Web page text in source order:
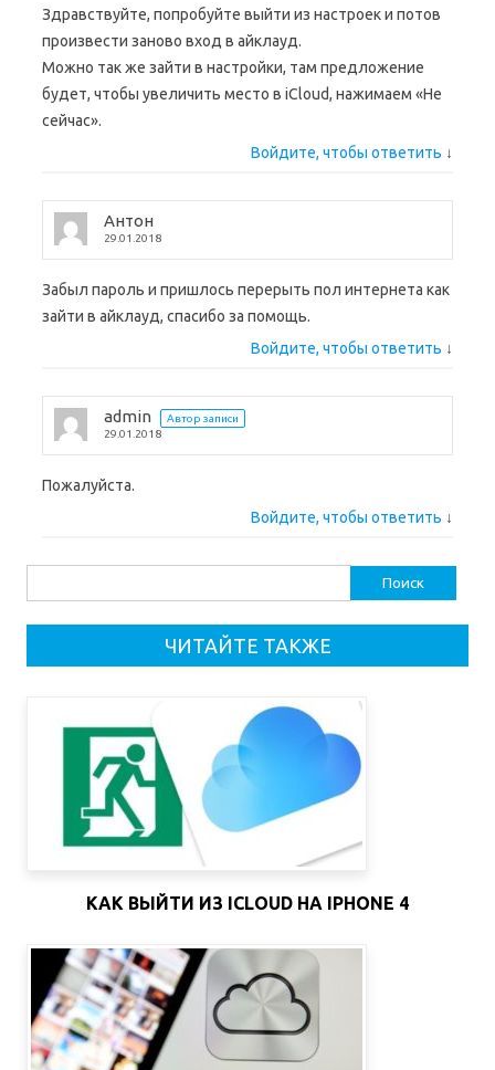
Здравствуйте, попробуйте выйти из настроек и потов
произвести заново вход в айклауд.
Можно так же зайти в настройки, там предложение
будет, чтобы увеличить место в iCloud, нажимаем «Не
сейчас».
Войдите, чтобы ответить ↓
Антон
29.01.2018
Забыл пароль и пришлось перерыть пол интернета как
зайти в айклауд, спасибо за помощь.
Войдите, чтобы ответить ↓
admin
Автор записи
29.01.2018
Пожалуйста.
Войдите, чтобы ответить ↓
ЧИТАЙТЕ ТАКЖЕ
КАК ВЫЙТИ ИЗ ICLOUD НА IPHONE 4